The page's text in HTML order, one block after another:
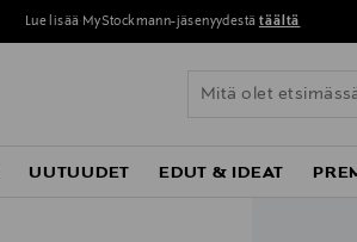
Lue lisää MyStockmann-jäsenyydestä täältä
UUTUUDET EDUT & IDEAT